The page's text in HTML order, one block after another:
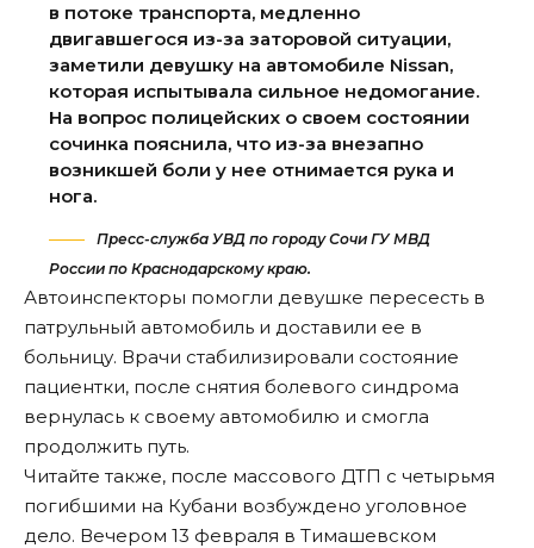
в потоке транспорта, медленно
двигавшегося из-за заторовой ситуации,
заметили девушку на автомобиле Nissan,
которая испытывала сильное недомогание.
На вопрос полицейских о своем состоянии
сочинка пояснила, что из-за внезапно
возникшей боли у нее отнимается рука и
нога.
Пресс-служба УВД по городу Сочи ГУ МВД
России по Краснодарскому краю.
Автоинспекторы помогли девушке пересесть в
патрульный автомобиль и доставили ее в
больницу. Врачи стабилизировали состояние
пациентки, после снятия болевого синдрома
вернулась к своему автомобилю и смогла
продолжить путь.
Читайте также, после массового ДТП с четырьмя
погибшими на Кубани возбуждено уголовное
дело. Вечером 13 февраля в Тимашевском